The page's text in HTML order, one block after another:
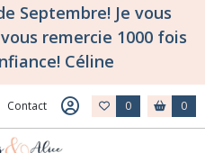
Septembre! Je vous
remercie 1000 fois
Céline
Contact 0 0